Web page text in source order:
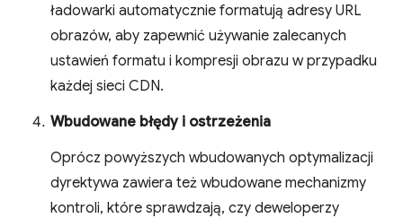
ładowarki automatycznie formatują adresy URL
obrazów, aby zapewnić używanie zalecanych
ustawień formatu i kompresji obrazu w przypadku
każdej sieci CDN.
Wbudowane błędy i ostrzeżenia
Oprócz powyższych wbudowanych optymalizacji
dyrektywa zawiera też wbudowane mechanizmy
kontroli, które sprawdzają, czy deweloperzy